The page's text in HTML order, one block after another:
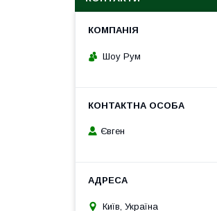
Шоу Рум
Євген
Київ, Україна